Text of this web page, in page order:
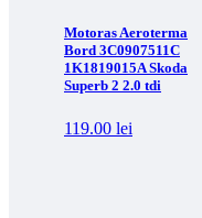
Motoras Aeroterma
Bord 3C0907511C
1K1819015A Skoda
Superb 2 2.0 tdi
119.00 lei